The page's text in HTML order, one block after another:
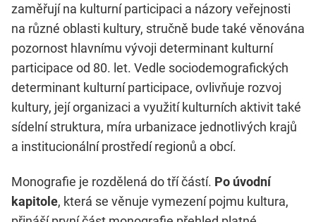
zaměřují na kulturní participaci a názory veřejnosti
na různé oblasti kultury, stručně bude také věnována
pozornost hlavnímu vývoji determinant kulturní
participace od 80. let. Vedle sociodemografických
determinant kulturní participace, ovlivňuje rozvoj
kultury, její organizaci a využití kulturních aktivit také
sídelní struktura, míra urbanizace jednotlivých krajů
a institucionální prostředí regionů a obcí.
Monografie je rozdělená do tří částí. Po úvodní
kapitole, která se věnuje vymezení pojmu kultura,